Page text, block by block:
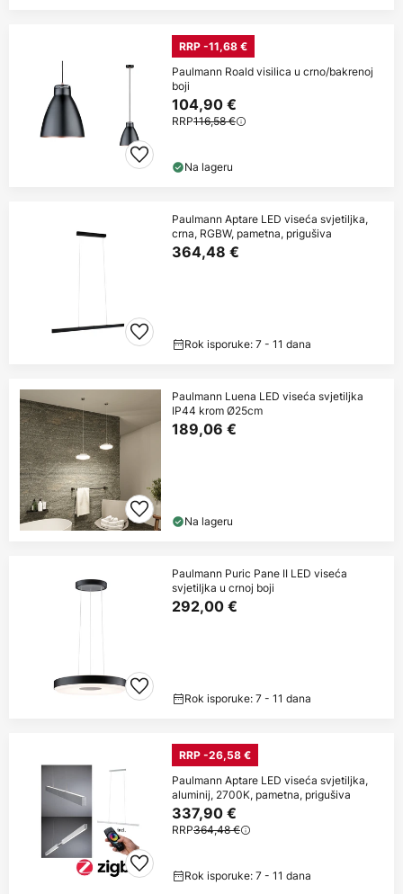
RRP -11,68 €
Paulmann Roald visilica u crno/bakrenoj
boji
104,90 €
RRP116,58 €
Na lageru
Paulmann Aptare LED viseća svjetiljka,
crna, RGBW, pametna, prigušiva
364,48 €
Rok isporuke: 7 - 11 dana
Paulmann Luena LED viseća svjetiljka
IP44 krom Ø25cm
189,06 €
Na lageru
Paulmann Puric Pane II LED viseća
svjetiljka u crnoj boji
292,00 €
Rok isporuke: 7 - 11 dana
RRP -26,58 €
Paulmann Aptare LED viseća svjetiljka,
aluminij, 2700K, pametna, prigušiva
337,90 €
RRP364,48 €
Rok isporuke: 7 - 11 dana